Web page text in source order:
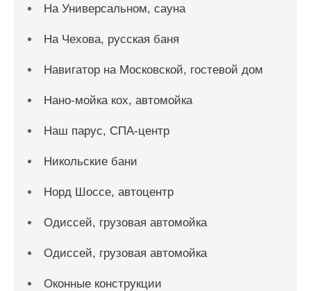
На Универсальном, сауна
На Чехова, русская баня
Навигатор на Московской, гостевой дом
Нано-мойка кох, автомойка
Наш парус, СПА-центр
Никольские бани
Норд Шоссе, автоцентр
Одиссей, грузовая автомойка
Одиссей, грузовая автомойка
Оконные конструкции